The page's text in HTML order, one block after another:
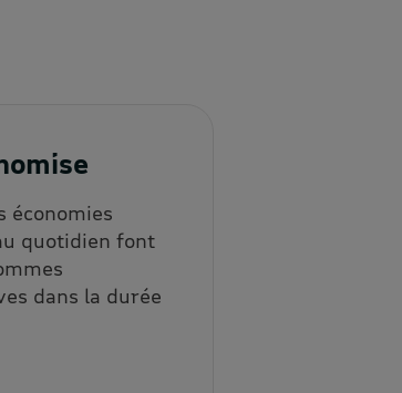
économies
quotidien font
dans la durée